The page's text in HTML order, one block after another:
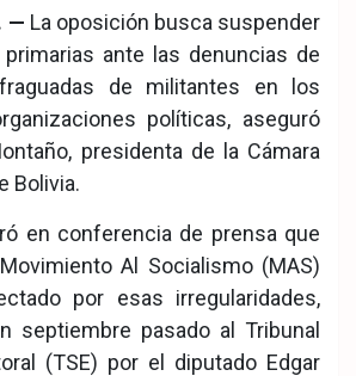
— La oposición busca suspender
ante las denuncias de
de militantes en los
políticas, aseguró
presidenta de la Cámara
Bolivia.
en conferencia de prensa que
Al Socialismo (MAS)
por esas irregularidades,
septiembre pasado al Tribunal
(TSE) por el diputado Edgar